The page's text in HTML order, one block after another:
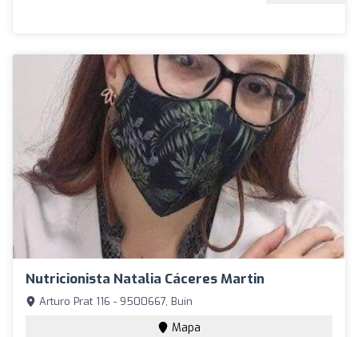
Nutricionista Natalia Cáceres Martin
Arturo Prat 116 - 9500667, Buin
Mapa